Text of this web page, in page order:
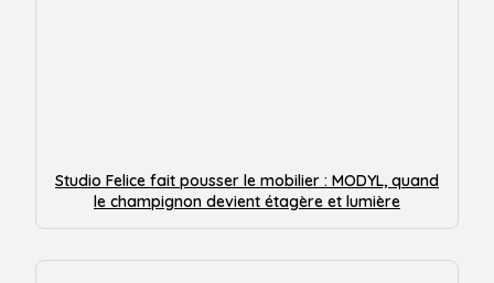
Studio Felice fait pousser le mobilier : MODYL, quand
le champignon devient étagère et lumière